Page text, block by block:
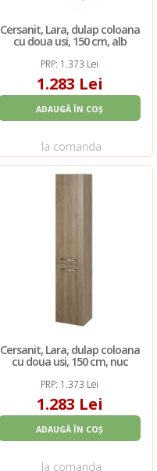
Cersanit, Lara, dulap coloana
cu doua usi, 150 cm, alb
PRP: 1.373 Lei
1.283 Lei
ADAUGĂ ÎN COȘ
la comanda
Cersanit, Lara, dulap coloana
cu doua usi, 150 cm, nuc
PRP: 1.373 Lei
1.283 Lei
ADAUGĂ ÎN COȘ
la comanda